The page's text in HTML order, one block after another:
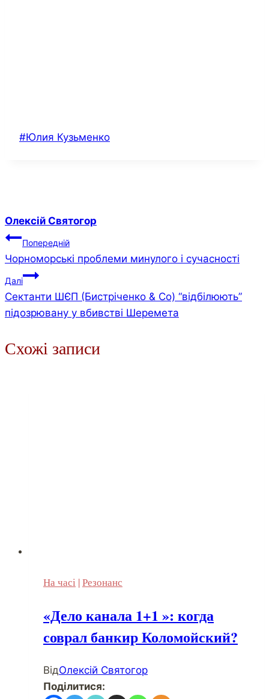
Позначки
#Юлия Кузьменко
Олексій Святогор
Навігація
записів
Попередній
Чорноморські проблеми минулого і сучасності
Далі
Сектанти ШЄП (Бистріченко & Co) “відбілюють”
підозрювану у вбивстві Шеремета
Схожі записи
На часі |Резонанс
«Дело канала 1+1 »: когда
соврал банкир Коломойский?
ВідОлексій Святогор
Поділитися: